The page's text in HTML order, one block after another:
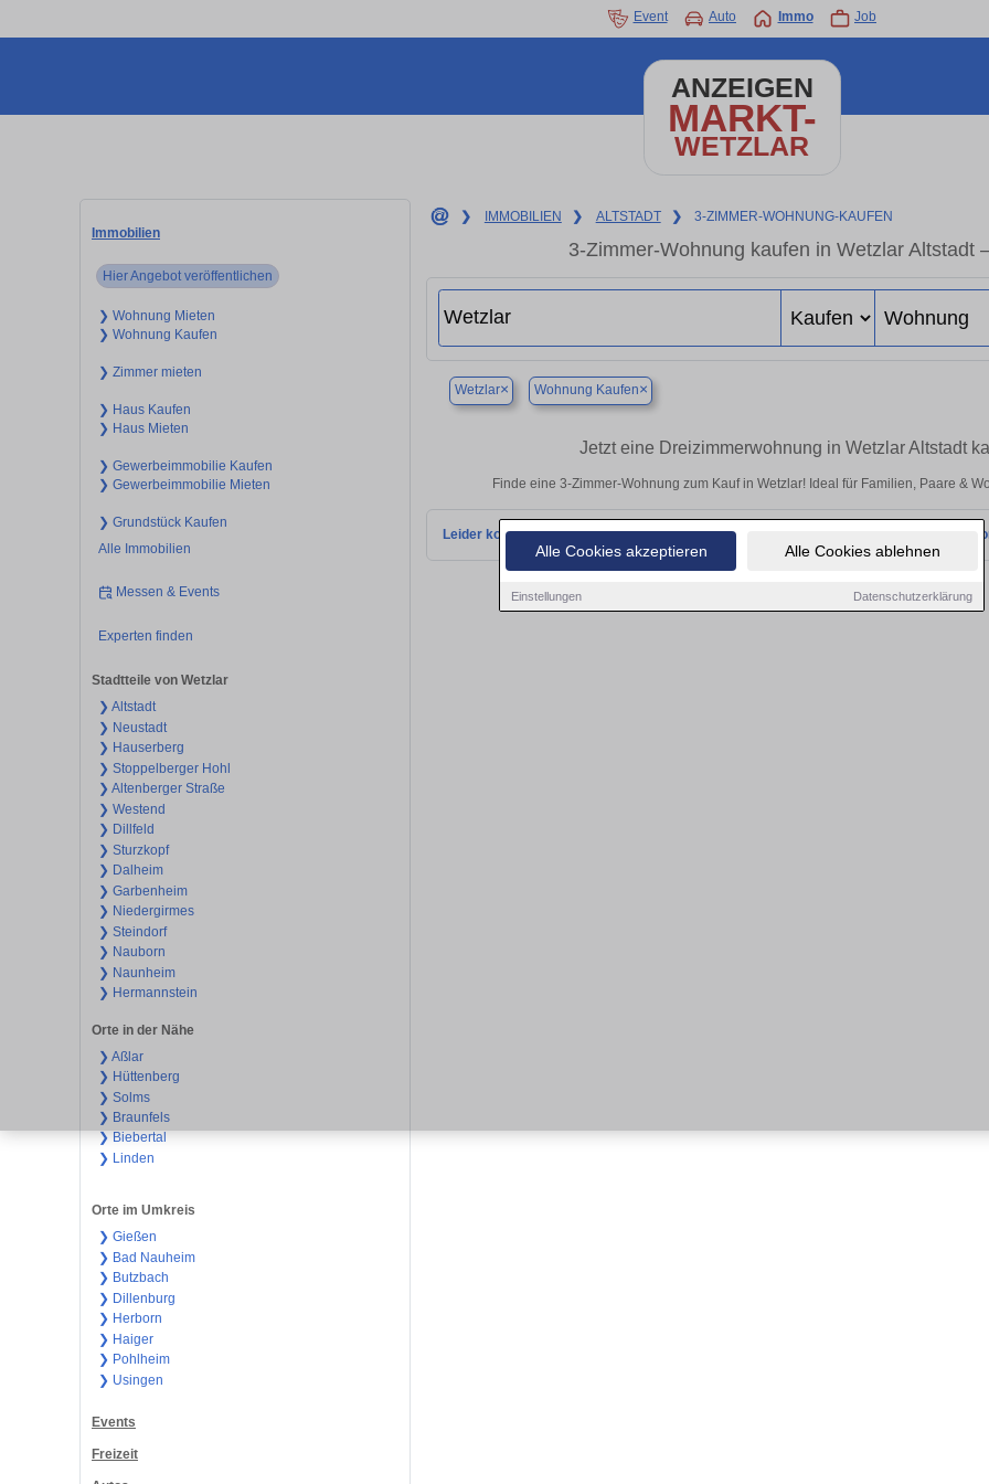
Alle Cookies akzeptieren Alle Cookies ablehnen
Einstellungen Datenschutzerklärung
Event Auto Immo Job
ANZEIGEN
MARKT-
WETZLAR
Immobilien
Hier Angebot veröffentlichen
❯ Wohnung Mieten
❯ Wohnung Kaufen
❯ Zimmer mieten
❯ Haus Kaufen
❯ Haus Mieten
❯ Gewerbeimmobilie Kaufen
❯ Gewerbeimmobilie Mieten
❯ Grundstück Kaufen
Alle Immobilien
Messen & Events
Experten finden
Stadtteile von Wetzlar
❯ Altstadt
❯ Neustadt
❯ Hauserberg
❯ Stoppelberger Hohl
❯ Altenberger Straße
❯ Westend
❯ Dillfeld
❯ Sturzkopf
❯ Dalheim
❯ Garbenheim
❯ Niedergirmes
❯ Steindorf
❯ Nauborn
❯ Naunheim
❯ Hermannstein
Orte in der Nähe
❯ Aßlar
❯ Hüttenberg
❯ Solms
❯ Braunfels
❯ Biebertal
❯ Linden
Orte im Umkreis
❯ Gießen
❯ Bad Nauheim
❯ Butzbach
❯ Dillenburg
❯ Herborn
❯ Haiger
❯ Pohlheim
❯ Usingen
Events
Freizeit
❯ IMMOBILIEN ❯ ALTSTADT ❯ 3-ZIMMER-WOHNUNG-KAUFEN
3-Zimmer-Wohnung kaufen in Wetzlar Altstadt
Wetzlar× Wohnung Kaufen×
Jetzt eine Dreizimmerwohnung in Wetzlar Altstadt
Finde eine 3-Zimmer-Wohnung zum Kauf in Wetzlar! Ideal für Familien, Paare &
Leider konnten wir derzeit keine passenden Objekte finden. Schauen Sie bald wieder